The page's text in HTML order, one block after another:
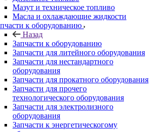
Мазут и техническое топливо
Масла и охлаждающие жидкости
к оборудованию
Назад
Запчасти к оборудованию
Запчасти для литейного оборудования
Запчасти для нестандартного
оборудования
Запчасти для прокатного оборудования
Запчасти для прочего
технологического оборудования
Запчасти для электролизного
оборудования
Запчасти к энергетическогому